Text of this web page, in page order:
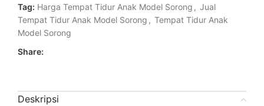
Tag: Harga Tempat Tidur Anak Model Sorong , Jual
Tempat Tidur Anak Model Sorong , Tempat Tidur Anak
Model Sorong
Share:
Deskripsi